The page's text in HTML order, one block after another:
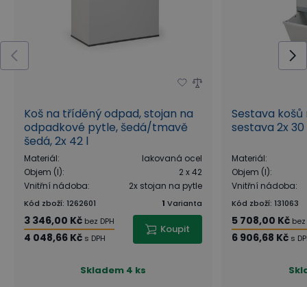
Koš na tříděný odpad, stojan na
odpadkové pytle, šedá/tmavě
šedá, 2x 42 l
Materiál:
lakovaná ocel
Objem (l):
2 x 42
Vnitřní nádoba: 2x stojan na pytle
Kód zboží: 1262601 1 Varianta
3 346,00 Kč bez DPH
4 048,66 Kč s DPH
Koupit
Skladem 4 ks
Sestava
sestava 2x
Materiál:
Objem (l):
Vnitřní nádoba:
Kód zboží: 131063
5 708,00 Kč bez
6 906,68 Kč s